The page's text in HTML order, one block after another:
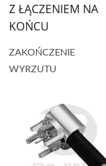
Z ŁĄCZENIEM NA
KOŃCU
ZAKOŃCZENIE
WYRZUTU